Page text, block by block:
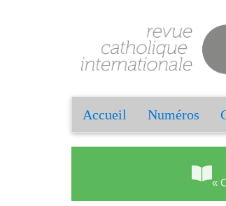
Accueil Numéros
«